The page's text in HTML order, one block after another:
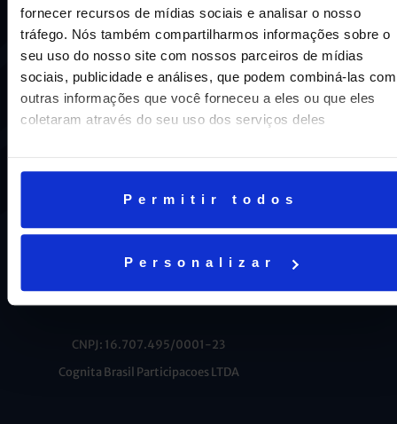
fornecer recursos de mídias sociais e analisar o nosso
tráfego. Nós também compartilharmos informações sobre o
seu uso do nosso site com nossos parceiros de mídias
sociais, publicidade e análises, que podem combiná-las com
outras informações que você forneceu a eles ou que eles
coletaram através do seu uso dos serviços deles
Permitir todos
Personalizar
Uma escola com mais de 70 anos de tradição e
compromisso de oferecer aos nossos alunos uma
educação inovadora e de vanguarda. A excelência está em
nosso DNA e por isso temos 16 anos como líderes do
Estado e a sétima do Brasil.
CNPJ: 16.707.495/0001-23
Cognita Brasil Participacoes LTDA